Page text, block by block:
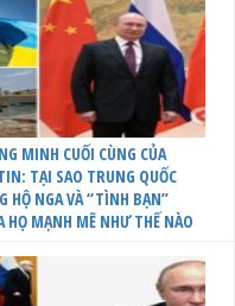
MINH CUỐI CÙNG CỦA
TẠI SAO TRUNG QUỐC
HỘ NGA VÀ “TÌNH BẠN”
HỌ MẠNH MẼ NHƯ THẾ NÀO